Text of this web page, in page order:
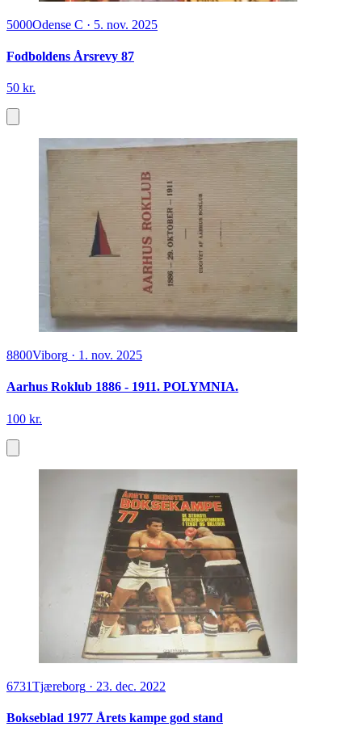
5000Odense C · 5. nov. 2025
Fodboldens Årsrevy 87
50 kr.
8800Viborg · 1. nov. 2025
Aarhus Roklub 1886 - 1911. POLYMNIA.
100 kr.
6731Tjæreborg · 23. dec. 2022
Bokseblad 1977 Årets kampe god stand